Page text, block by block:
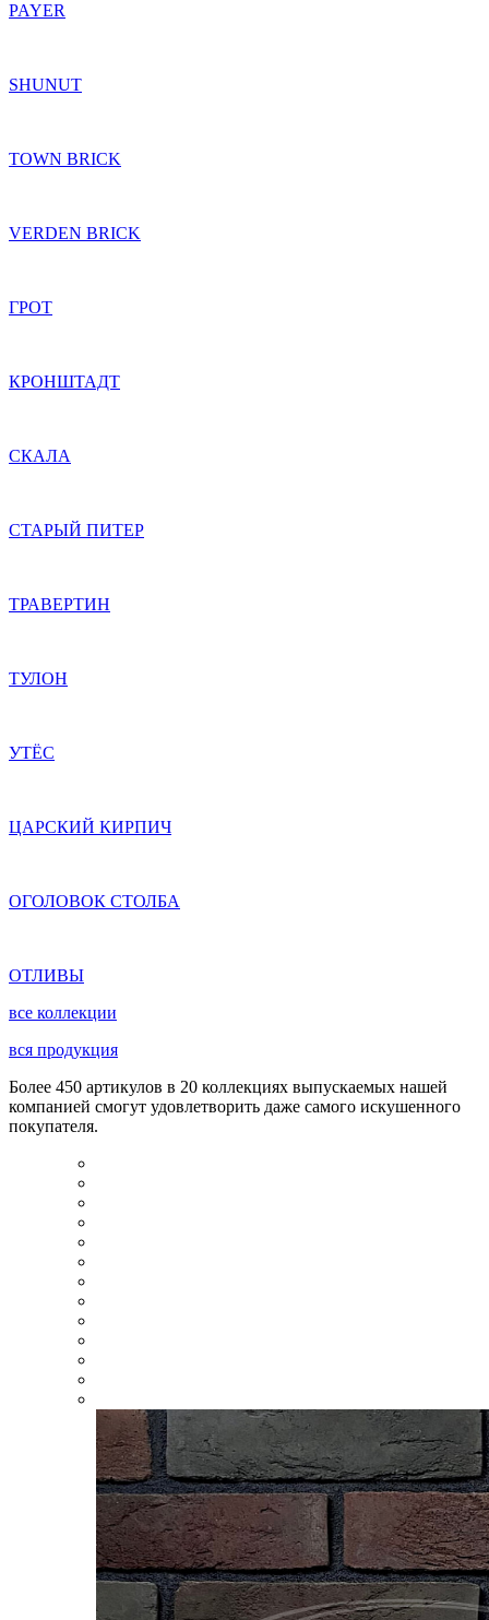
PAYER
SHUNUT
TOWN BRICK
VERDEN BRICK
ГРОТ
КРОНШТАДТ
СКАЛА
СТАРЫЙ ПИТЕР
ТРАВЕРТИН
ТУЛОН
УТЁС
ЦАРСКИЙ КИРПИЧ
ОГОЛОВОК СТОЛБА
ОТЛИВЫ
все коллекции
вся продукция
Более 450 артикулов в 20 коллекциях выпускаемых нашей
компанией смогут удовлетворить даже самого искушенного
покупателя.